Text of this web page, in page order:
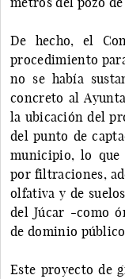
De hecho, el
procedimiento
no se había
concreto al
la ubicación del
del punto de
municipio, lo que
por filtraciones,
olfativa y de
del Júcar -como
de dominio
Este proyecto de